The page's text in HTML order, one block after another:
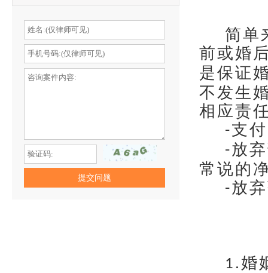
简单
前或婚
是保证
不发生
相应责
-支
-放
常说的
-放
1. 婚